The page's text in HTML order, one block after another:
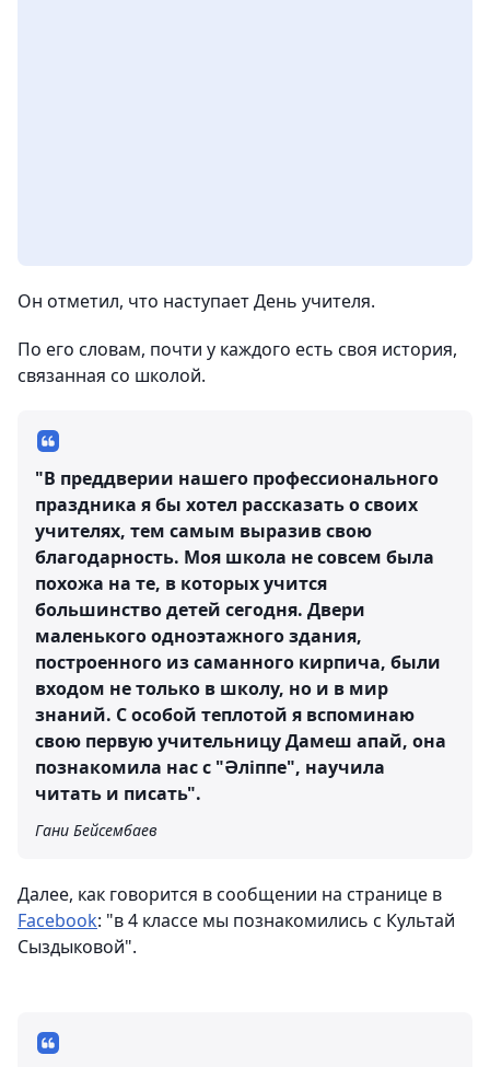
Он отметил, что наступает День учителя.
По его словам, почти у каждого есть своя история,
связанная со школой.
"В преддверии нашего профессионального
праздника я бы хотел рассказать о своих
учителях, тем самым выразив свою
благодарность. Моя школа не совсем была
похожа на те, в которых учится
большинство детей сегодня. Двери
маленького одноэтажного здания,
построенного из саманного кирпича, были
входом не только в школу, но и в мир
знаний. С особой теплотой я вспоминаю
свою первую учительницу Дамеш апай, она
познакомила нас с "Әліппе", научила
читать и писать".
Гани Бейсембаев
Далее, как говорится в сообщении на странице в
Facebook: "в 4 классе мы познакомились с Культай
Сыздыковой".